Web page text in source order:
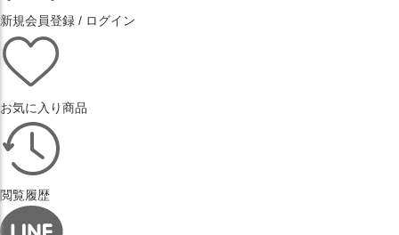
新規会員登録 / ログイン
お気に入り商品
閲覧履歴